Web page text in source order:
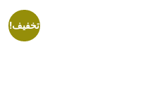
تخفیف!